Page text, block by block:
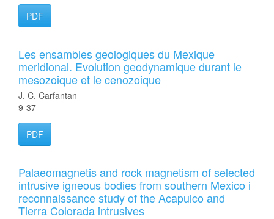
PDF
Les ensambles geologiques du Mexique
meridional. Evolution geodynamique durant le
mesozoique et le cenozoique
J. C. Carfantan
9-37
PDF
Palaeomagnetis and rock magnetism of selected
intrusive igneous bodies from southern Mexico i
reconnaissance study of the Acapulco and
Tierra Colorada intrusives